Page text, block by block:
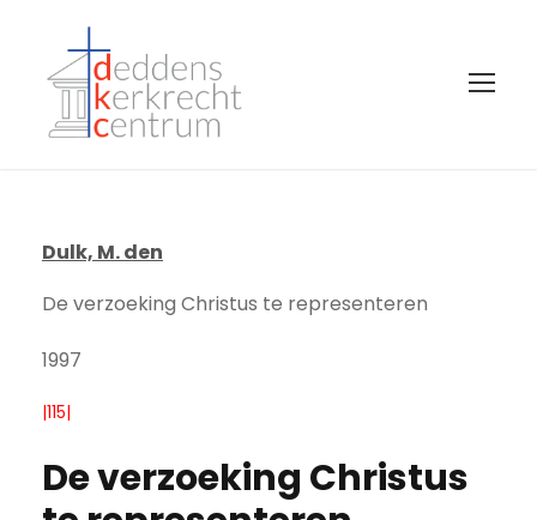
Dulk, M. den
De verzoeking Christus te representeren
1997
|115|
De verzoeking Christus